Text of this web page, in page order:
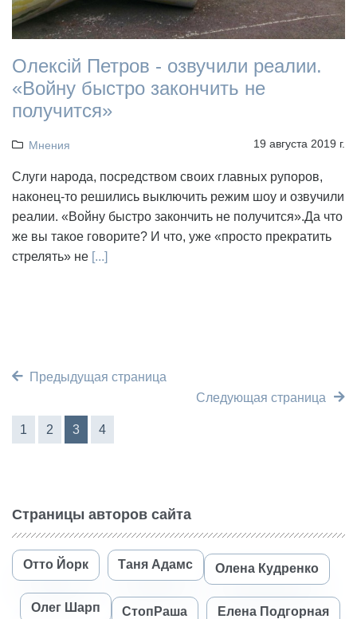
Олексій Петров - озвучили реалии.
«Войну быстро закончить не
получится»
Мнения 19 августа 2019 г.
Слуги народа, посредством своих главных рупоров,
наконец-то решились выключить режим шоу и озвучили
реалии. «Войну быстро закончить не получится».Да что
же вы такое говорите? И что, уже «просто прекратить
стрелять» не [...]
Предыдущая страница
Следующая страница
1 2 3 4
Страницы авторов сайта
Отто Йорк Таня Адамс Олена Кудренко
Олег Шарп СтопРаша Елена Подгорная